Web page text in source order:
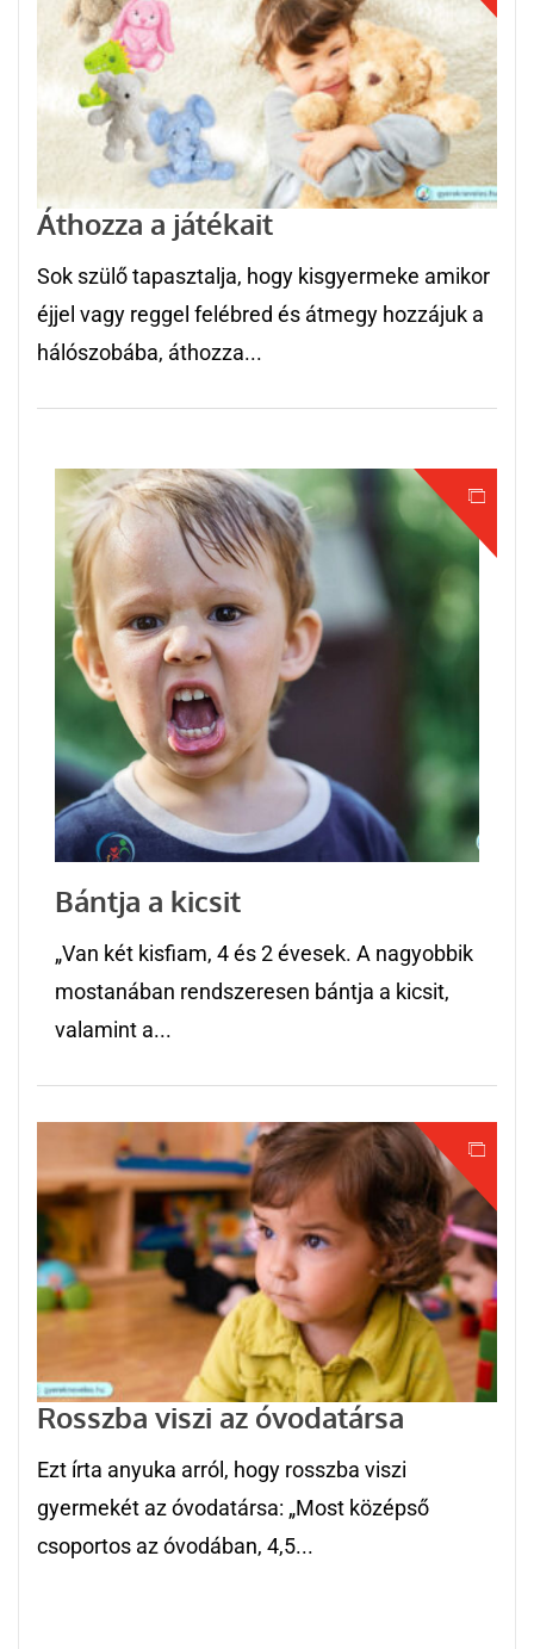
Áthozza a játékait
Sok szülő tapasztalja, hogy kisgyermeke amikor
éjjel vagy reggel felébred és átmegy hozzájuk a
hálószobába, áthozza...
Bántja a kicsit
„Van két kisfiam, 4 és 2 évesek. A nagyobbik
mostanában rendszeresen bántja a kicsit,
valamint a...
Rosszba viszi az óvodatársa
Ezt írta anyuka arról, hogy rosszba viszi
gyermekét az óvodatársa: „Most középső
csoportos az óvodában, 4,5...